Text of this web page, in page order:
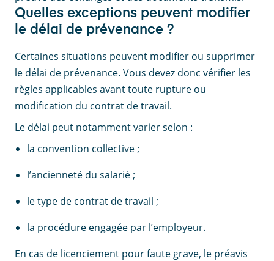
Quelles exceptions peuvent modifier
le délai de prévenance ?
Certaines situations peuvent modifier ou supprimer
le délai de prévenance. Vous devez donc vérifier les
règles applicables avant toute rupture ou
modification du contrat de travail.
Le délai peut notamment varier selon :
la convention collective ;
l’ancienneté du salarié ;
le type de contrat de travail ;
la procédure engagée par l’employeur.
En cas de licenciement pour faute grave, le préavis